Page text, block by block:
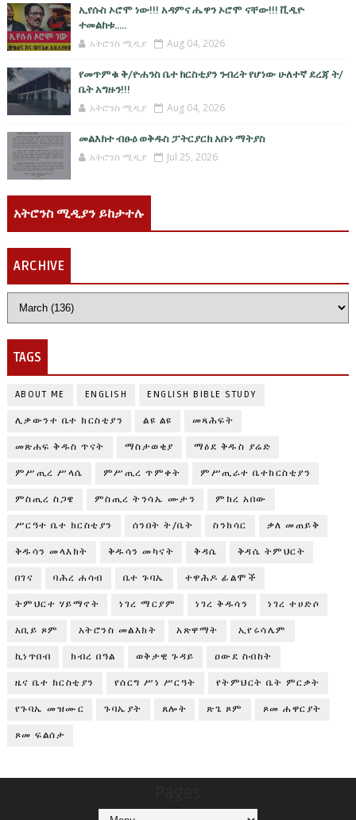
ኢየሱስ ኦሮሞ ነው!!! አዳምና ሔዋን ኦሮሞ ናቸው!!! ቪዲዮ
ተመልከቱ.....
አትሮንስ ሚዲያ Aug 04, 2026
የመጥምቁ ቅ/ዮሐንስ ቤተ ክርስቲያን ንብረት የሆነው ሁለተኛ ደረጃ ት/
ቤት አግዙን!!!
አትሮንስ ሚዲያ Aug 04, 2026
መልእክተ ብፁዕ ወቅዱስ ፓትርያርክ አቡነ ማትያስ
አትሮንስ ሚዲያ Jul 25, 2026
አትሮንስ ሚዲያን ይከታተሉ
ARCHIVE
TAGS
ABOUT ME ENGLISH ENGLISH BIBLE STUDY
ሊቃውንተ ቤተ ክርስቲያን ልዩ ልዩ መጻሕፍት
መጽሐፍ ቅዱስ ጥናት ማስታወቂያ ማዕደ ቅዱስ ያሬድ
ምሥጢረ ሥላሴ ምሥጢረ ጥምቀት ምሥጢራተ ቤተክርስቲያን
ምስጢረ ስጋዌ ምስጢረ ትንሳኤ ሙታን ምክረ አበው
ሥርዓተ ቤተ ክርስቲያን ሰንበት ት/ቤት ስንክሳር ቃለ መጠይቅ
ቅዱሳን መላእክት ቅዱሳን መካናት ቅዳሴ ቅዳሴ ትምህርት
በገና ባሕረ ሐሳብ ቤተ ጉባኤ ተዋሕዶ ፊልሞች
ትምህርተ ሃይማኖት ነገረ ማርያም ነገረ ቅዱሳን ነገረ ተሀድሶ
አቢይ ጾም አትሮንስ መልእክት አጽዋማት ኢየሩሳሌም
ኪነጥበብ ክብረ በዓል ወቅታዊ ጉዳይ ዐውደ ስብከት
ዜና ቤተ ክርስቲያን የሰርግ ሥነ ሥርዓት የትምህርት ቤት ምርቃት
የጉባኤ መዝሙር ጉባኤያት ጸሎት ጽጌ ጾም ጾመ ሐዋርያት
ጾመ ፍልሰታ